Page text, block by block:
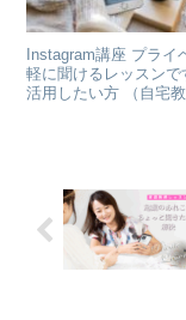
Instagram講座 プライベートレッスンで、初心者の方でもなんでも気
軽に聞けるレッスンです こんな方にオススメ 〇ご自身のビジ
活用したい方 （自宅